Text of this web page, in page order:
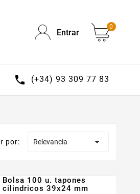
Entrar
0
 (+34) 93 309 77 83
por: Relevancia 
Bolsa 100 u. tapones
cilindricos 39x24 mm